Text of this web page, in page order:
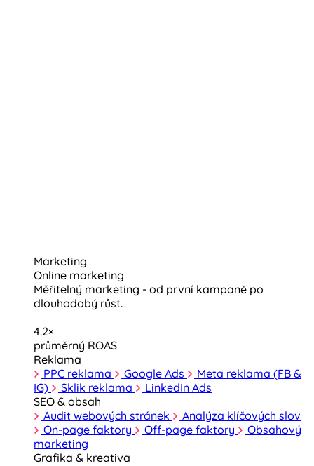
Marketing
Online marketing
Měřitelný marketing - od první kampaně po
dlouhodobý růst.
4.2×
průměrný ROAS
Reklama
PPC reklama
Google Ads
Meta reklama (FB &
IG)
Sklik reklama
LinkedIn Ads
SEO & obsah
Audit webových stránek
Analýza klíčových slov
On-page faktory
Off-page faktory
Obsahový
marketing
Grafika & kreativa